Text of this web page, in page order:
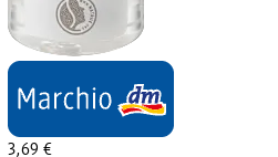
3,69 €